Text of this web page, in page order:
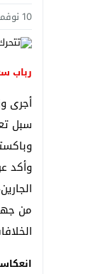
10 نوفمبر 2025
رباب
أجرى
سبل
وأكد
من